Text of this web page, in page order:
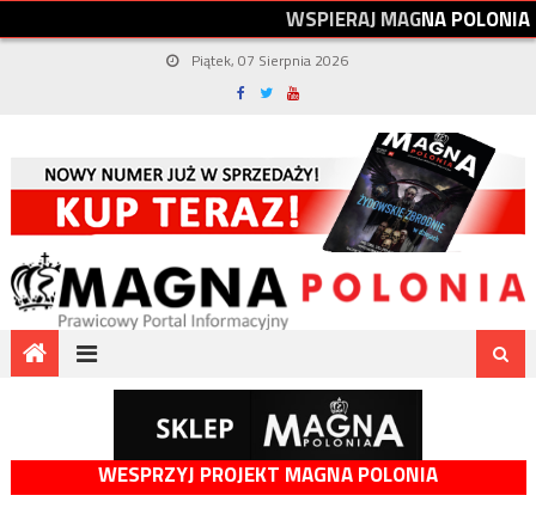
WSPIERAJMAGNAPOLONIA
Piątek, 07 Sierpnia 2026
WESPRZYJ PROJEKT MAGNA POLONIA